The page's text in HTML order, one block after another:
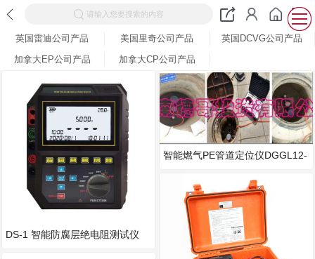
请输入您要搜索的内容
英国雷迪公司产品 美国里奇公司产品
英国DCVG公司产品
加拿大EP公司产品
加拿大CP公司产品
DS-1 智能防腐层绝电阻测试仪
智能燃气PE管道定位仪DGGL12-